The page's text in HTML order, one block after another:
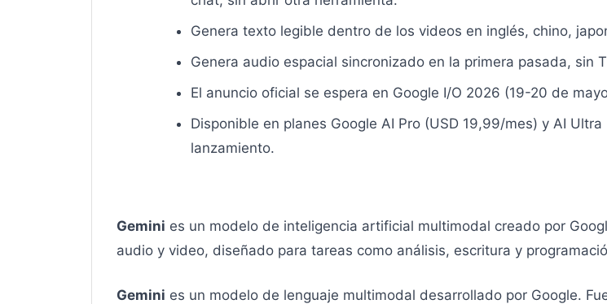
Genera texto legible dentro de los videos en inglés, chino,
Genera audio espacial sincronizado en la primera pasada, sin
El anuncio oficial se espera en Google I/O 2026 (19-20 de
Disponible en planes Google AI Pro (USD 19,99/mes) y AI
lanzamiento.
Gemini es un modelo de inteligencia artificial multimodal creado por
audio y video, diseñado para tareas como análisis, escritura y
Gemini es un modelo de lenguaje multimodal desarrollado por Google.